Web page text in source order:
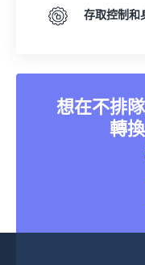
存取控制和
想在不排
轉